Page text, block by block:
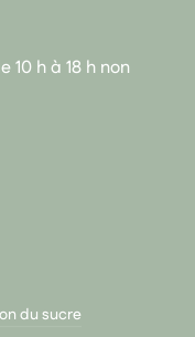
h à 18 h non
du sucre